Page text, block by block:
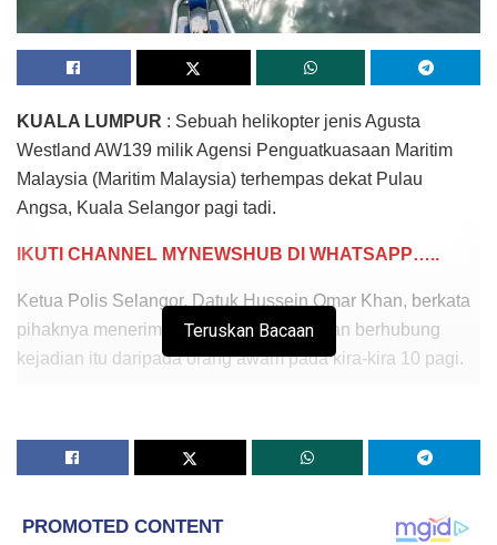
KUALA LUMPUR : Sebuah helikopter jenis Agusta
Westland AW139 milik Agensi Penguatkuasaan Maritim
Malaysia (Maritim Malaysia) terhempas dekat Pulau
Angsa, Kuala Selangor pagi tadi.
IKUTI CHANNEL MYNEWSHUB DI WHATSAPP…..
Ketua Polis Selangor, Datuk Hussein Omar Khan, berkata
pihaknya menerima panggilan kecemasan berhubung
kejadian itu daripada orang awam pada kira-kira 10 pagi.
Pihak Berkuasa Penerbangan Awam Malaysia (CAAM)
kenyataan dalam masa terdekat.
Teruskan Bacaan